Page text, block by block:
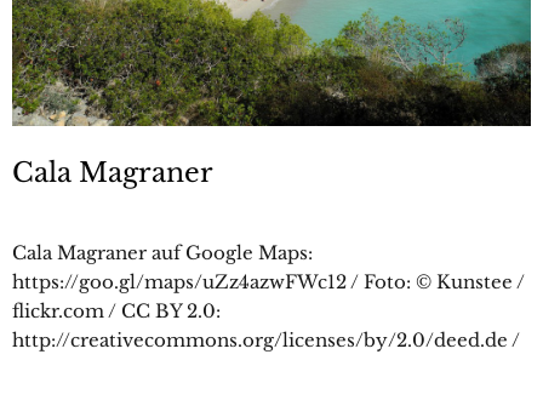
Cala Magraner
Cala Magraner auf Google Maps:
https://goo.gl/maps/uZz4azwFWc12 / Foto: © Kunstee /
flickr.com / CC BY 2.0:
http://creativecommons.org/licenses/by/2.0/deed.de /